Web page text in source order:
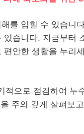
를 입힐 수 있습니
습니다. 지금부터
안한 생활을 누리
적으로 점검하여 누
주의 깊게 살펴보